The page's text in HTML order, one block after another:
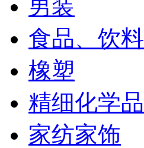
男装
食品、饮料
橡塑
精细化学品
家纺家饰